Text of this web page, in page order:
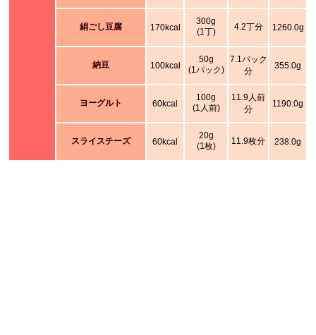
絹ごし豆腐 170kcal
300g
(1丁)
4.2丁分 1260.0g
納豆 100kcal
50g
(1パック)
7.1パック
分
355.0g
ヨーグルト 60kcal
100g
(1人前)
11.9人前
分
1190.0g
スライスチーズ 60kcal
20g
(1枚)
11.9枚分 238.0g